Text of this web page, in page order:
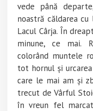
vede până
noastră căldarea
Lacul Cârja. În
minune, ce mai.
colorând muntele
tot hornul și
care le mai am și
trecut de Vârful
în vreun fel